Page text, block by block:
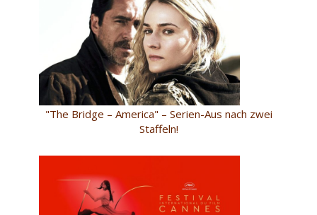
"The Bridge – America" – Serien-Aus nach zwei
Staffeln!